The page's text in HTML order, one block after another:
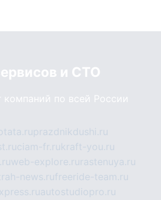
и СТО
компаний по всей России
prazdnikdushi.ru
ciam-fr.rukraft-you.ru
web-explore.ru rastenuya.ru
news.rufreeride-team.ru
autostudiopro.ru